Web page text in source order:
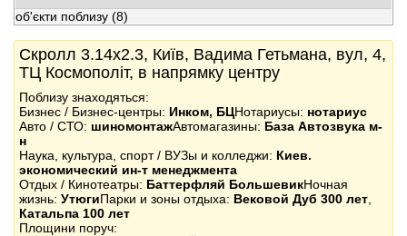
об'єкти поблизу (8)
Скролл 3.14x2.3, Київ, Вадима Гетьмана, вул, 4,
ТЦ Космополіт, в напрямку центру
Поблизу знаходяться:
Бизнес / Бизнес-центры: Инком, БЦНотариусы: нотариус
Авто / СТО: шиномонтажАвтомагазины: База Автозвука м-
н
Наука, культура, спорт / ВУЗы и колледжи: Киев.
экономический ин-т менеджмента
Отдых / Кинотеатры: Баттерфляй БольшевикНочная
жизнь: УтюгиПарки и зоны отдыха: Вековой Дуб 300 лет
Катальпа 100 лет
Площини поруч: